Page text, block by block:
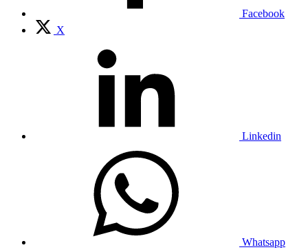
Facebook
X
Linkedin
Whatsapp